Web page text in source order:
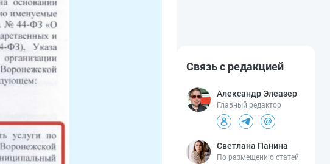
Связь с редакцией
Александр Элеазер
Главный редактор
Светлана Панина
По размещению статей